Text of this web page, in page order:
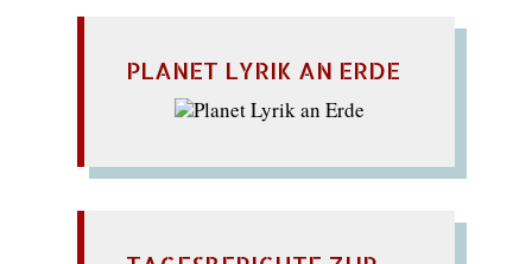
PLANET LYRIK AN ERDE